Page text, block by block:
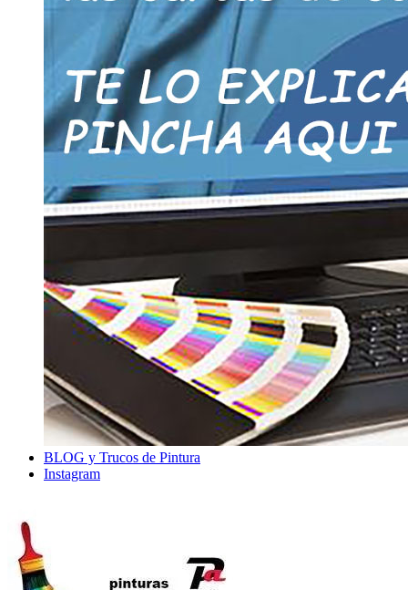
BLOG y Trucos de Pintura
Instagram